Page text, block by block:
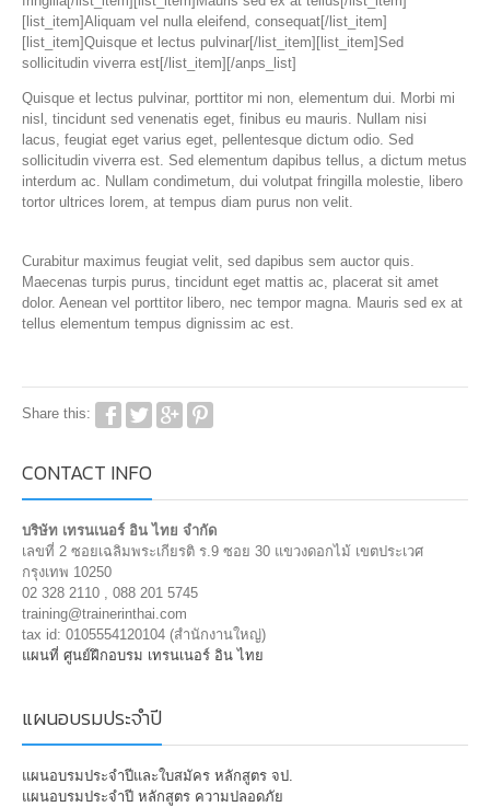
[list_item]Aliquam vel nulla eleifend, consequat[/list_item]
[list_item]Quisque et lectus pulvinar[/list_item][list_item]Sed
sollicitudin viverra est[/list_item][/anps_list]
Quisque et lectus pulvinar, porttitor mi non, elementum dui. Morbi mi
nisl, tincidunt sed venenatis eget, finibus eu mauris. Nullam nisi
lacus, feugiat eget varius eget, pellentesque dictum odio. Sed
sollicitudin viverra est. Sed elementum dapibus tellus, a dictum metus
interdum ac. Nullam condimetum, dui volutpat fringilla molestie, libero
tortor ultrices lorem, at tempus diam purus non velit.
Curabitur maximus feugiat velit, sed dapibus sem auctor quis.
Maecenas turpis purus, tincidunt eget mattis ac, placerat sit amet
dolor. Aenean vel porttitor libero, nec tempor magna. Mauris sed ex at
tellus elementum tempus dignissim ac est.
Share this:
CONTACT INFO
บริษัท เทรนเนอร์ อิน ไทย จำกัด
เลขที่ 2 ซอยเฉลิมพระเกียรติ ร.9 ซอย 30 แขวงดอกไม้ เขตประเวศ
กรุงเทพ 10250
02 328 2110 , 088 201 5745
training@trainerinthai.com
tax id: 0105554120104 (สำนักงานใหญ่)
แผนที่ ศูนย์ฝึกอบรม เทรนเนอร์ อิน ไทย
แผนอบรมประจำปี
แผนอบรมประจำปีและใบสมัคร หลักสูตร จป.
แผนอบรมประจำปี หลักสูตร ความปลอดภัย